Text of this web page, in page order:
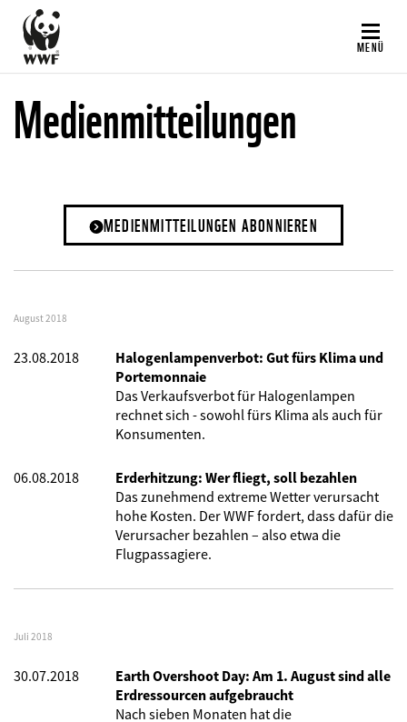
Direkt
zum
Inhalt
MENÜ
Medienmitteilungen
MEDIENMITTEILUNGEN ABONNIEREN
August 2018
23.08.2018
Halogenlampenverbot: Gut fürs Klima und
Portemonnaie
Das Verkaufsverbot für Halogenlampen
rechnet sich - sowohl fürs Klima als auch für
Konsumenten.
06.08.2018
Erderhitzung: Wer fliegt, soll bezahlen
Das zunehmend extreme Wetter verursacht
hohe Kosten. Der WWF fordert, dass dafür die
Verursacher bezahlen – also etwa die
Flugpassagiere.
Juli 2018
30.07.2018
Earth Overshoot Day: Am 1. August sind alle
Erdressourcen aufgebraucht
Nach sieben Monaten hat die